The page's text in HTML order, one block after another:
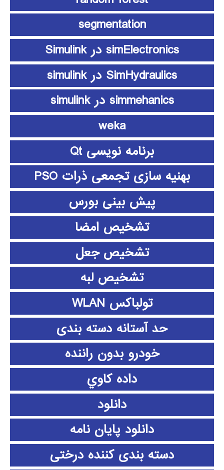
segmentation
simElectronics در Simulink
SimHydraulics در simulink
simmehanics در simulink
weka
برنامه نویسی Qt
بهنیه سازی تجمعی ذرات PSO
پیش بینی بورس
تشخیص امضا
تشخیص جعل
تشخیص لبه
تولباکس WLAN
حد آستانه دسته بندی
خودرو بدون راننده
داده كاوي
دانلود
دانلود پايان نامه
دسته بندی کننده درختی